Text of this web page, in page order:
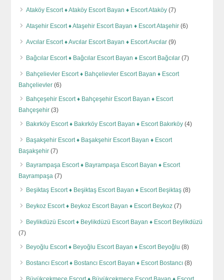
Ataköy Escort ♦️ Ataköy Escort Bayan ♦️ Escort Ataköy (7)
Ataşehir Escort ♦️ Ataşehir Escort Bayan ♦️ Escort Ataşehir (6)
Avcılar Escort ♦️ Avcılar Escort Bayan ♦️ Escort Avcılar (9)
Bağcılar Escort ♦️ Bağcılar Escort Bayan ♦️ Escort Bağcılar (7)
Bahçelievler Escort ♦️ Bahçelievler Escort Bayan ♦️ Escort
Bahçelievler (6)
Bahçeşehir Escort ♦️ Bahçeşehir Escort Bayan ♦️ Escort
Bahçeşehir (3)
Bakırköy Escort ♦️ Bakırköy Escort Bayan ♦️ Escort Bakırköy (4)
Başakşehir Escort ♦️ Başakşehir Escort Bayan ♦️ Escort
Başakşehir (7)
Bayrampaşa Escort ♦️ Bayrampaşa Escort Bayan ♦️ Escort
Bayrampaşa (7)
Beşiktaş Escort ♦️ Beşiktaş Escort Bayan ♦️ Escort Beşiktaş (8)
Beykoz Escort ♦️ Beykoz Escort Bayan ♦️ Escort Beykoz (7)
Beylikdüzü Escort ♦️ Beylikdüzü Escort Bayan ♦️ Escort Beylikdüzü
(7)
Beyoğlu Escort ♦️ Beyoğlu Escort Bayan ♦️ Escort Beyoğlu (8)
Bostancı Escort ♦️ Bostancı Escort Bayan ♦️ Escort Bostancı (8)